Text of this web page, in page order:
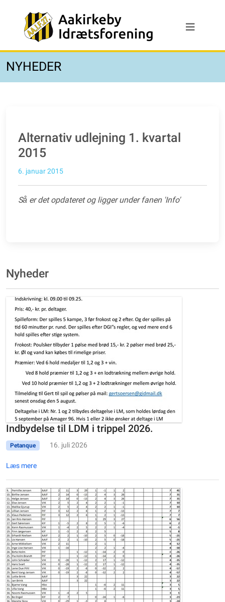
NYHEDER
Alternativ udlejning 1. kvartal
2015
6. januar 2015
Så er det opdateret og ligger under fanen 'Info'
Nyheder
Indbydelse til LDM i trippel 2026.
Petanque 16. juli 2026
Læs mere